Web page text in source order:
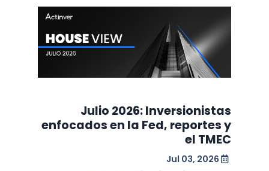
Julio 2026: Inversionistas
enfocados en la Fed, reportes y
el TMEC
Jul 03, 2026